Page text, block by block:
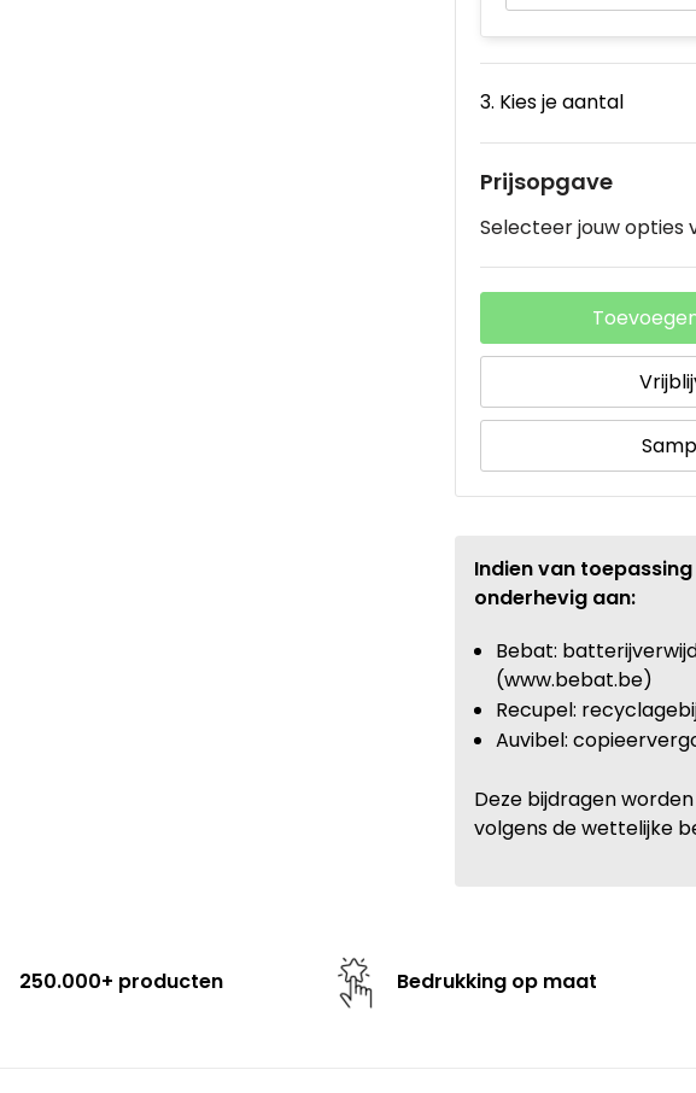
3. Kies je aantal
Prijsopgave
Selecteer jouw opties
Indien van
onderhevig aan:
Bebat:
(www.bebat.be)
Recupel:
Auvibel:
Deze bijdragen
volgens de wettelijke
250.000+ producten Bedrukking op maat